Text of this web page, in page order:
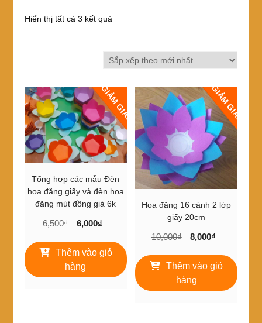
Hiển thị tất cả 3 kết quảĐã
theo
mới
GIẢM GIÁ!
Tổng hợp các mẫu Đèn
hoa đăng giấy và đèn hoa
đăng mút đồng giá 6k
6,500₫
Giá
là:
6,500₫.
6,000₫
tại
6,000₫.
Thêm vào giỏ
hàng
GIẢM GIÁ!
Hoa đăng 16 cánh 2 lớp
giấy 20cm
10,000₫
Giá
là:
10,000₫.
8,000₫
tại
8,000₫.
Thêm vào giỏ
hàng